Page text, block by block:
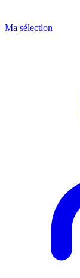
Ma sélection